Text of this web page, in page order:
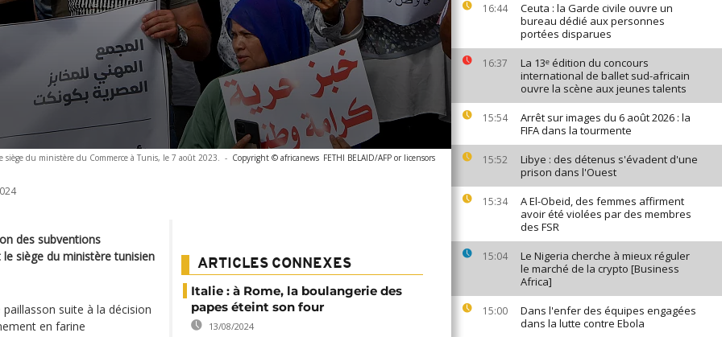
16:44
Ceuta : la Garde civile ouvre un
bureau dédié aux personnes
portées disparues
16:37
La 13ᵉ édition du concours
international de ballet sud-africain
ouvre la scène aux jeunes talents
15:54
Arrêt sur images du 6 août 2026 : la
FIFA dans la tourmente
15:52
Libye : des détenus s'évadent d'une
prison dans l'Ouest
15:34
A El-Obeid, des femmes affirment
avoir été violées par des membres
des FSR
15:04
Le Nigeria cherche à mieux réguler
le marché de la crypto [Business
Africa]
15:00
Dans l'enfer des équipes engagées
dans la lutte contre Ebola
siège du ministère du Commerce à Tunis, le 7 août 2023. - Copyright © africanews FETHI BELAID/AFP or licensors
des subventions
siège du ministère tunisien
suite à la décision
en farine
ARTICLES CONNEXES
Italie : à Rome, la boulangerie des
papes éteint son four
13/08/2024